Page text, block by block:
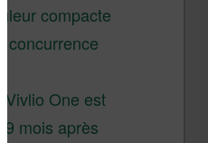
compacte
concurrence
Vivlio One est
9 mois après